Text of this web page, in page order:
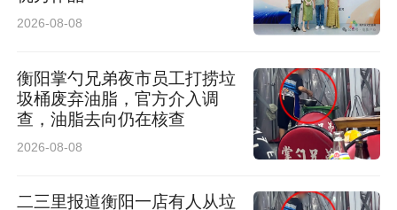
2026-08-08
衡阳掌勺兄弟夜市员工打捞垃
圾桶废弃油脂，官方介入调
查，油脂去向仍在核查
2026-08-08
二三里报道衡阳一店有人从垃